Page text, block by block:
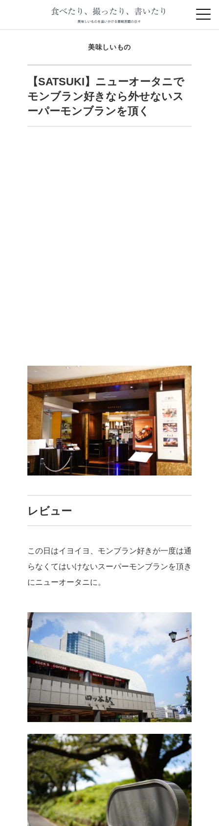
美味しいもの
【SATSUKI】ニューオータニで
モンブラン好きなら外せないス
ーパーモンブランを頂く
レビュー
この日はイヨイヨ、モンブラン好きが一度は通
らなくてはいけないスーパーモンブランを頂き
にニューオータニに。